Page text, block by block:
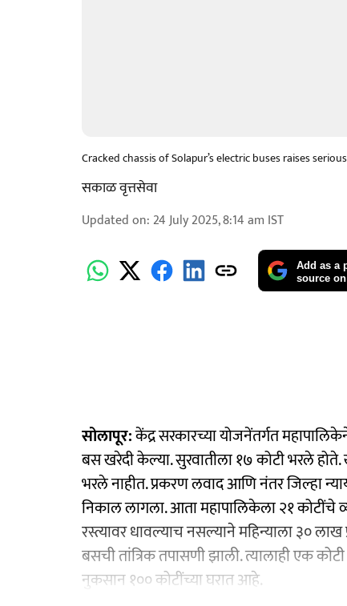
Cracked chassis of Solapur’s electric buses raises
सकाळ वृत्तसेवा
Updated on: 24 July 2025, 8:14 am IST
Add as a
source
सोलापूर:केंद्र सरकारच्या योजनेंतर्गत
बस खरेदी केल्या. सुरवातीला १७ कोटी भरले
भरले नाहीत. प्रकरण लवाद आणि नंतर जिल्हा
निकाल लागला. आता महापालिकेला २१ कोटींचे
रस्त्यावर धावल्याच नसल्याने महिन्याला ३० लाख
बसची तांत्रिक तपासणी झाली. त्यालाही एक
नुकसान १०० कोटींच्या घरात आहे.